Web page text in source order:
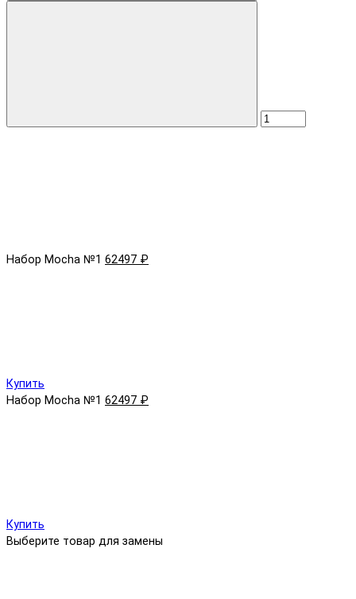
Набор Mocha №1 62497 ₽
Купить
Набор Mocha №1 62497 ₽
Купить
Выберите товар для замены